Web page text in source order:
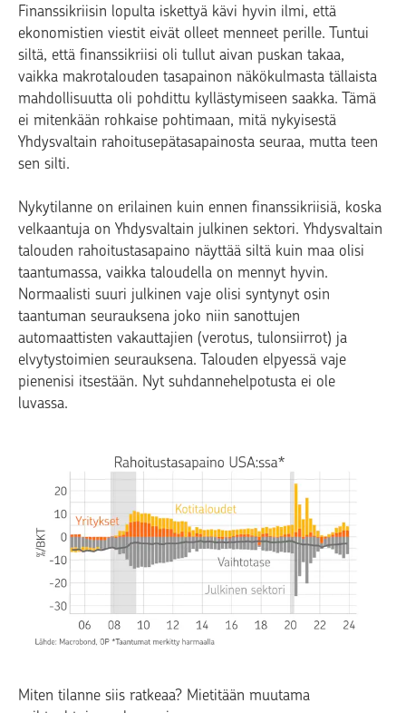
Finanssikriisin lopulta iskettyä kävi hyvin ilmi, että
ekonomistien viestit eivät olleet menneet perille. Tuntui
siltä, että finanssikriisi oli tullut aivan puskan takaa,
vaikka makrotalouden tasapainon näkökulmasta tällaista
mahdollisuutta oli pohdittu kyllästymiseen saakka. Tämä
ei mitenkään rohkaise pohtimaan, mitä nykyisestä
Yhdysvaltain rahoitusepätasapainosta seuraa, mutta teen
sen silti.
Nykytilanne on erilainen kuin ennen finanssikriisiä, koska
velkaantuja on Yhdysvaltain julkinen sektori. Yhdysvaltain
talouden rahoitustasapaino näyttää siltä kuin maa olisi
taantumassa, vaikka taloudella on mennyt hyvin.
Normaalisti suuri julkinen vaje olisi syntynyt osin
taantuman seurauksena joko niin sanottujen
automaattisten vakauttajien (verotus, tulonsiirrot) ja
elvytystoimien seurauksena. Talouden elpyessä vaje
pienenisi itsestään. Nyt suhdannehelpotusta ei ole
luvassa.
Miten tilanne siis ratkeaa? Mietitään muutama